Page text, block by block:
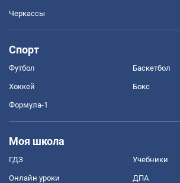
Черкассы
Спорт
Футбол Баскетбол
Хоккей Бокс
Формула-1
Моя школа
ГДЗ Учебники
Онлайн уроки ДПА